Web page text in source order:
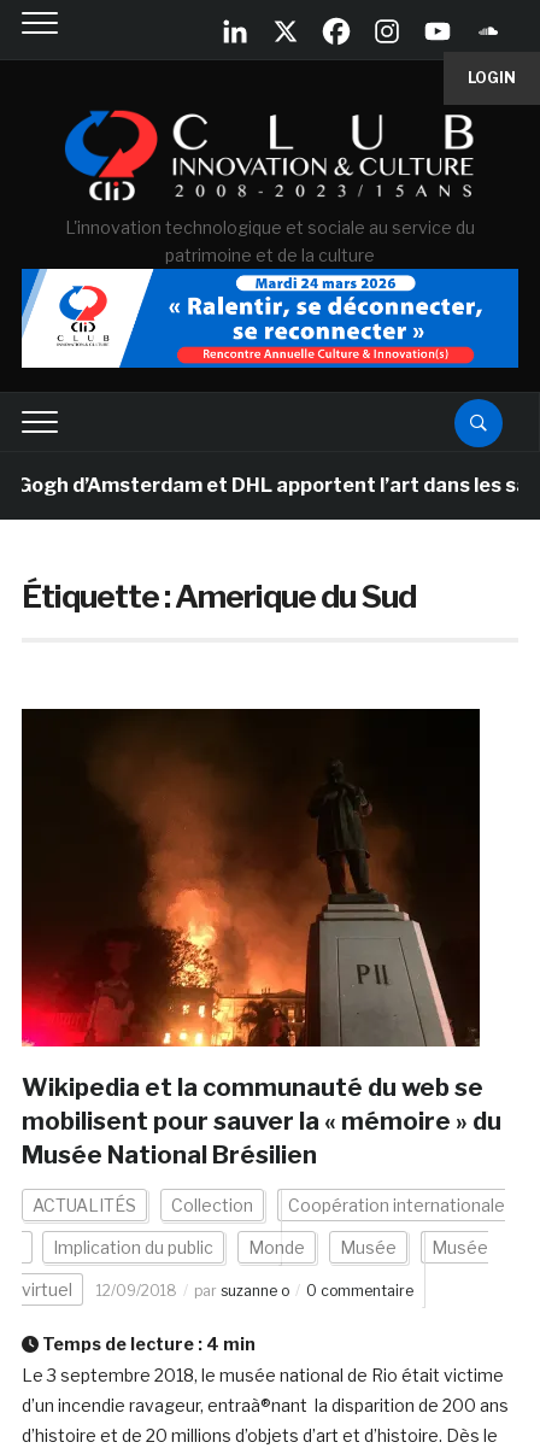
LOGIN
L'innovation technologique et sociale au service du
patrimoine et de la culture
d’Amsterdam et DHL apportent l’art dans les
Étiquette :Amerique du Sud
Wikipedia et la communauté du web se
mobilisent pour sauver la « mémoire » du
Musée National Brésilien
ACTUALITÉS Collection Coopération internationale
Implication du public Monde Musée Musée
virtuel 12/09/2018 par suzanne o 0 commentaire
Temps de lecture : 4 min
Le 3 septembre 2018, le musée national de Rio était victime
d’un incendie ravageur, entraà®nant la disparition de 200 ans
d’histoire et de 20 millions d’objets d’art et d’histoire. Dès le